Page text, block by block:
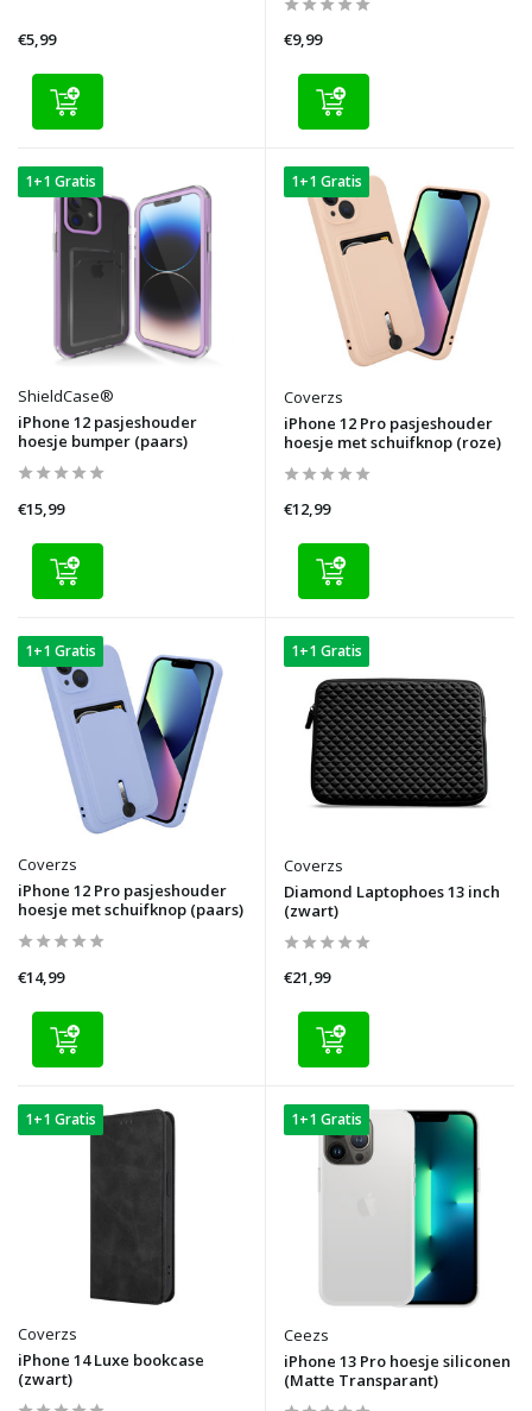
€5,99 €9,99
1+1 Gratis
ShieldCase®
iPhone 12 pasjeshouder
hoesje bumper (paars)
€15,99
1+1 Gratis
Coverzs
iPhone 12 Pro pasjeshouder
hoesje met schuifknop (roze)
€12,99
1+1 Gratis
Coverzs
iPhone 12 Pro pasjeshouder
hoesje met schuifknop (paars)
€14,99
1+1 Gratis
Coverzs
Diamond Laptophoes 13 inch
(zwart)
€21,99
1+1 Gratis
Coverzs
iPhone 14 Luxe bookcase
(zwart)
1+1 Gratis
Ceezs
iPhone 13 Pro hoesje siliconen
(Matte Transparant)